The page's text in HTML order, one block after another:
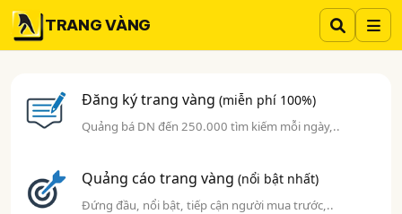
TRANG VÀNG
Đăng ký trang vàng(miễn phí 100%)
Quảng bá DN đến 250.000 tìm kiếm mỗi ngày,..
Quảng cáo trang vàng(nổi bật nhất)
Đứng đầu, nổi bật, tiếp cận người mua trước,..